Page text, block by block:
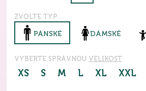
ZVOLTE TYP
PÁNSKÉ DÁMSKÉ
VYBERTE SPRÁVNOU VELIKOST
XS S M L XL XXL